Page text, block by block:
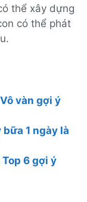
thể xây dựng
có thể phát
vàn gợi ý
1 ngày là
6 gợi ý